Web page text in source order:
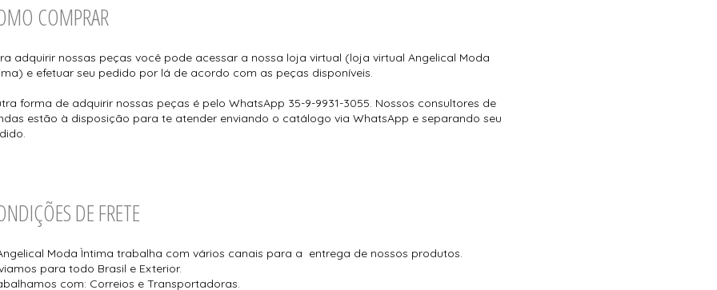
COMPRAR
adquirir nossas peças você pode acessar a nossa loja virtual (loja virtual Angelical Moda
e efetuar seu pedido por lá de acordo com as peças disponíveis.
forma de adquirir nossas peças é pelo WhatsApp 35-9-9931-3055. Nossos consultores de
estão à disposição para te atender enviando o catálogo via WhatsApp e separando seu
DE FRETE
Moda Ìntima trabalha com vários canais para a entrega de nossos produtos.
para todo Brasil e Exterior.
com: Correios e Transportadoras.